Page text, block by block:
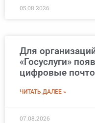
05.08.2026
Для
«Госуслуги»
цифровые
ЧИТАТЬ ДАЛЕЕ »
07.08.2026